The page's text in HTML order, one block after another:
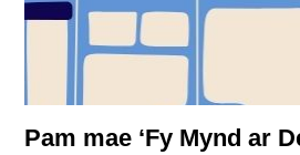
Pam mae ‘Fy Mynd ar